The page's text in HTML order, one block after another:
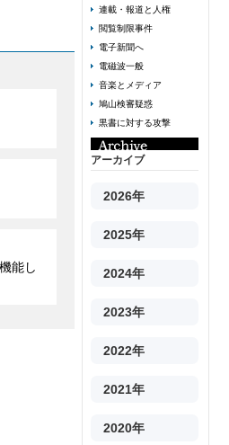
能し
連載・報道と人権
閲覧制限事件
電子新聞へ
電磁波一般
音楽とメディア
鳩山検審疑惑
黒書に対する攻撃
アーカイブ
2026年
2025年
2024年
2023年
2022年
2021年
2020年